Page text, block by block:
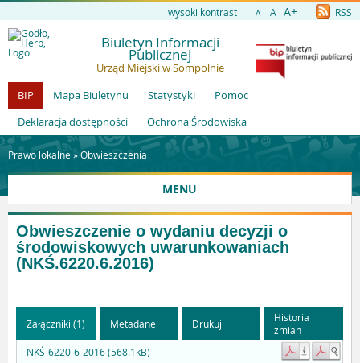
wysoki kontrast A- A A+ RSS
Biuletyn Informacji
Publicznej
Urząd Miejski w Sompolnie
BIP
Mapa Biuletynu Statystyki
Pomoc
Deklaracja dostępności
Ochrona Środowiska
Prawo lokalne »Obwieszczenia
MENU
Obwieszczenie o wydaniu decyzji o
środowiskowych uwarunkowaniach
(NKŚ.6220.6.2016)
Załączniki (1) Metadane Drukuj
Historia
zmian
NKŚ-6220-6-2016 (568.1kB)